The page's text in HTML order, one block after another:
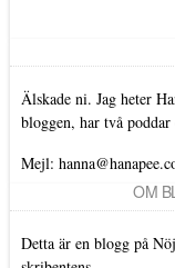
Älskade ni. Jag heter
bloggen, har två
Mejl:
OM
Detta är en blogg på